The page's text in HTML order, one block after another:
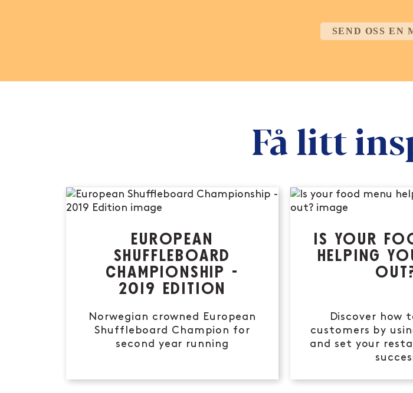
SEND OSS EN
Få litt
EUROPEAN
SHUFFLEBOARD
CHAMPIONSHIP -
2019 EDITION
Norwegian crowned European
Shuffleboard Champion for
second year running
IS YOUR
HELPING
Discover how
customers by
and set your